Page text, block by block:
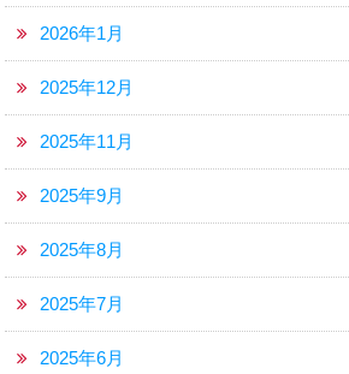
2026年1月
2025年12月
2025年11月
2025年9月
2025年8月
2025年7月
2025年6月